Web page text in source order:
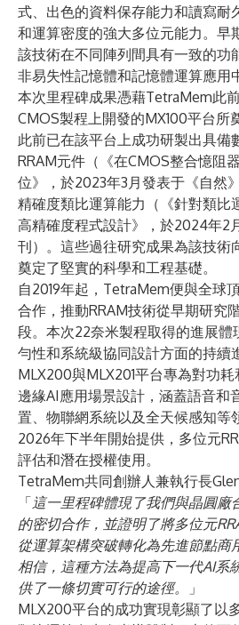
式、出色的資料保存能力和讀寫耐
和運算密度的強大多位元能力。早
該技術在不同陣列間具有一致的功
非易失性記憶體和記憶體運算應用
本次里程碑成果憑藉TetraMem此
CMOS製程上開發的MX100平台所
此前已在該平台上成功研製出具備
RRAM元件（《在CMOS整合憶阻
位》，於2023年3月發表于《自然
精確度類比運算能力（《針對類比
高精確度程式設計》，於2024年2
刊）。這些過往研究成果為該技術
奠定了堅實的科學和工程基礎。
自2019年起，TetraMem便與全球
合作，推動RRAM技術從早期研究
段。本次22奈米製程取得的進展體
勻性和系統級協同設計方面的持續
MLX200與MLX201平台專為對功
邊緣AI應用場景設計，涵蓋語音和
置、物聯網系統以及全天候感知等
2026年下半年開始提供，多位元
評估和潛在授權使用。
TetraMem共同創辦人兼執行長
「這一里程碑體現了我們與晶圓廠
的密切合作，並證明了將多位元
從運算架構突破轉化為先進節點商
相信，這種方法為提高下一代AI系
供了一條切實可行的途徑。
」
MLX200平台的成功實現彰顯了以